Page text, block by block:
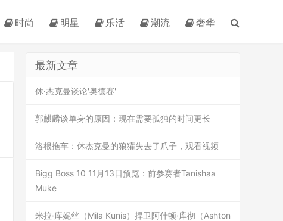
时尚 明星 乐活 潮流 奢华
最新文章
休·杰克曼谈论'奥德赛'
郭麒麟谈单身的原因：现在需要孤独的时间更长
洛根拖车：休杰克曼的狼獾失去了爪子，观看视频
Bigg Boss 10 11月13日预览：前参赛者Tanishaa
Muke
米拉·库妮丝（Mila Kunis）捍卫阿什顿·库彻（Ashton